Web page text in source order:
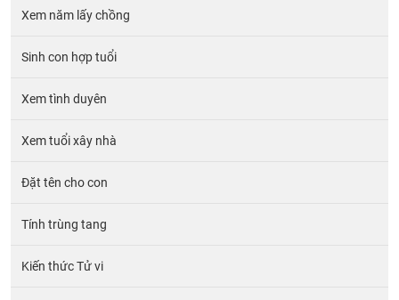
Xem năm lấy chồng
Sinh con hợp tuổi
Xem tình duyên
Xem tuổi xây nhà
Đặt tên cho con
Tính trùng tang
Kiến thức Tử vi